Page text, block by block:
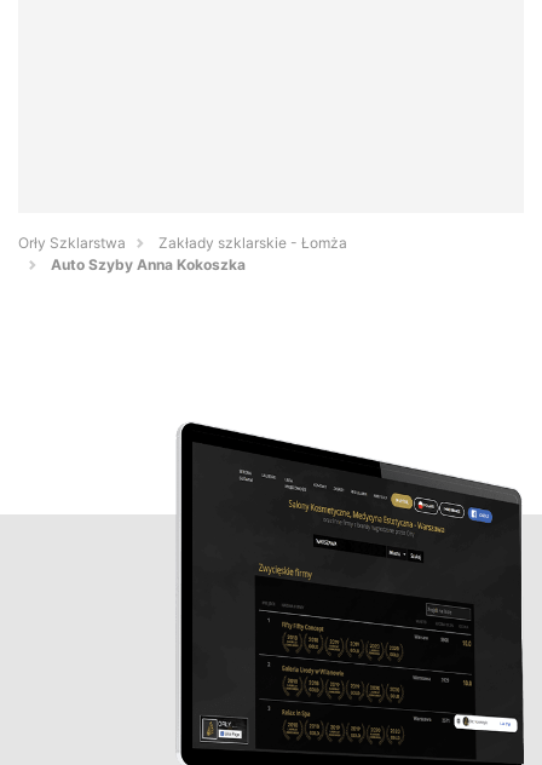
Orły Szklarstwa
Zakłady szklarskie - Łomża
Auto Szyby Anna Kokoszka